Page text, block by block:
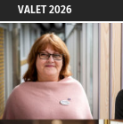
VALET 2026